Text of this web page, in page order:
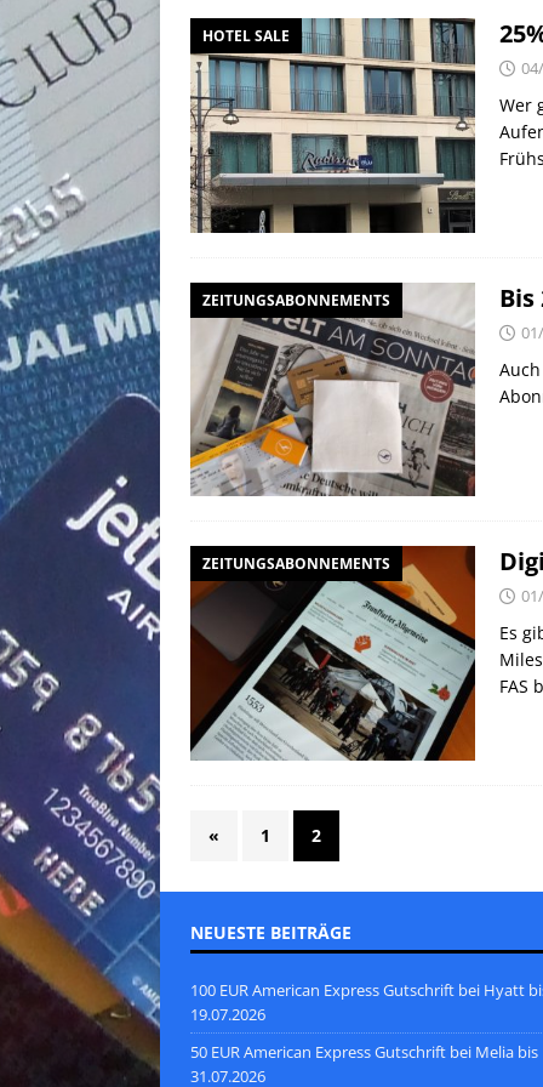
HOTEL SALE
Wer
ZEITUNGSABONNEMENTS
ZEITUNGSABONNEMENTS
Es
FAS
« 1 2
NEUESTE BEITRÄGE
100 EUR American Express Gutschrift bei Hyatt
19.07.2026
50 EUR American Express Gutschrift bei Melia bis
31.07.2026